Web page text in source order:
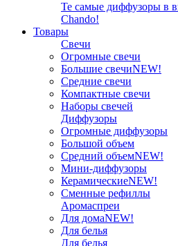
Те самые диффузоры в
Chando!
Товары
Свечи
Огромные свечи
Большие свечиNEW!
Средние свечи
Компактные свечи
Наборы свечей
Диффузоры
Огромные диффузоры
Большой объем
Средний объемNEW!
Мини-диффузоры
КерамическиеNEW!
Сменные рефиллы
Аромаспреи
Для домаNEW!
Для белья
Для белья